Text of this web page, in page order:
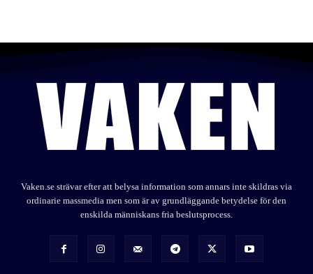
Vaken.se strävar efter att belysa information som annars inte skildras via
ordinarie massmedia men som är av grundläggande betydelse för den
enskilda människans fria beslutsprocess.